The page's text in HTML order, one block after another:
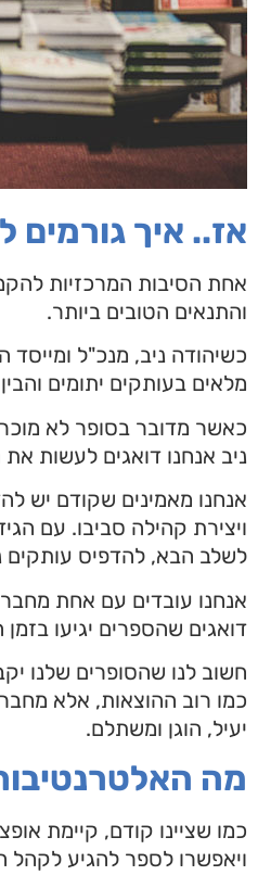
אז.. איך גורמים
אחת הסיבות המרכזיות
והתנאים הטובים ביותר.
כשיהודה ניב, מנכ"ל
מלאים בעותקים יתומים
כאשר מדובר בסופר לא
ניב אנחנו דואגים לעשות
ויצירת קהילה סביבו. עם
לשלב הבא, להדפיס עותקים
אנחנו עובדים עם אחת
דואגים שהספרים יגיעו
חשוב לנו שהסופרים שלנו
כמו רוב ההוצאות, אלא
יעיל, הוגן ומשתלם.
מה
כמו שציינו קודם, קיימת
ויאפשרו לספר להגיע לקהל